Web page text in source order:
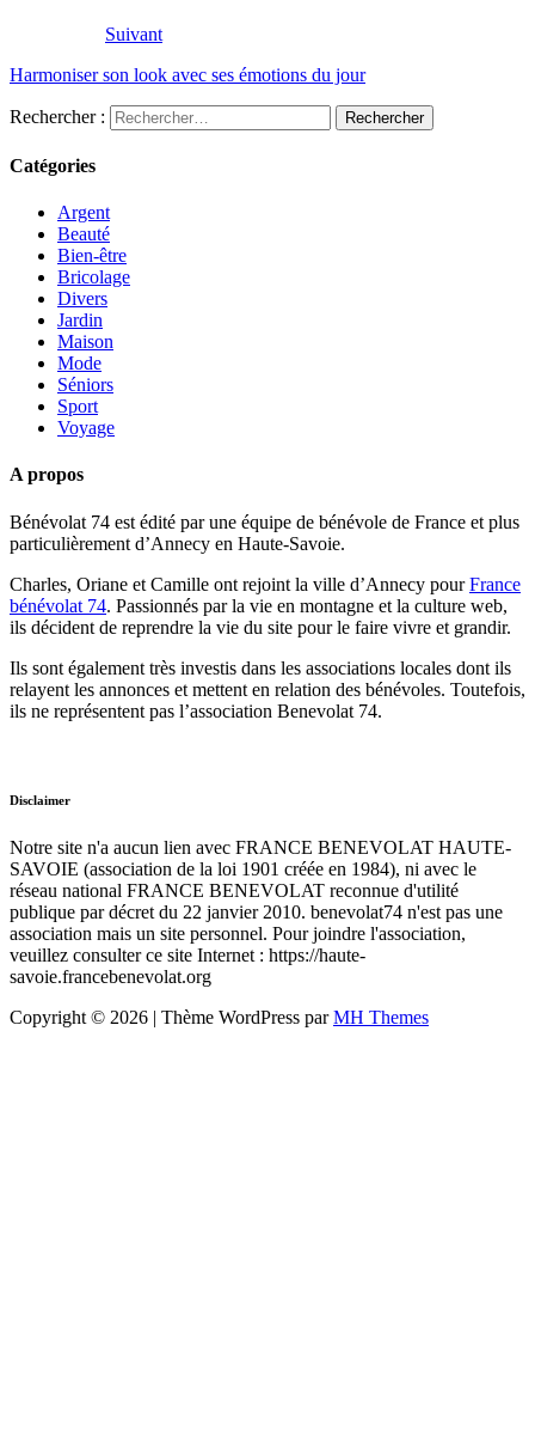
Suivant
Harmoniser son look avec ses émotions du jour
Rechercher :
Catégories
Argent
Beauté
Bien-être
Bricolage
Divers
Jardin
Maison
Mode
Séniors
Sport
Voyage
A propos
Bénévolat 74 est édité par une équipe de bénévole de France et plus
particulièrement d’Annecy en Haute-Savoie.
Charles, Oriane et Camille ont rejoint la ville d’Annecy pourFrance
bénévolat 74. Passionnés par la vie en montagne et la culture web,
ils décident de reprendre la vie du site pour le faire vivre et grandir.
Ils sont également très investis dans les associations locales dont ils
relayent les annonces et mettent en relation des bénévoles. Toutefois,
ils ne représentent pas l’association Benevolat 74.
Disclaimer
Notre site n'a aucun lien avec FRANCE BENEVOLAT HAUTE-
SAVOIE (association de la loi 1901 créée en 1984), ni avec le
réseau national FRANCE BENEVOLAT reconnue d'utilité
publique par décret du 22 janvier 2010. benevolat74 n'est pas une
association mais un site personnel. Pour joindre l'association,
veuillez consulter ce site Internet : https://haute-
savoie.francebenevolat.org
Copyright © 2026 | Thème WordPress parMH Themes